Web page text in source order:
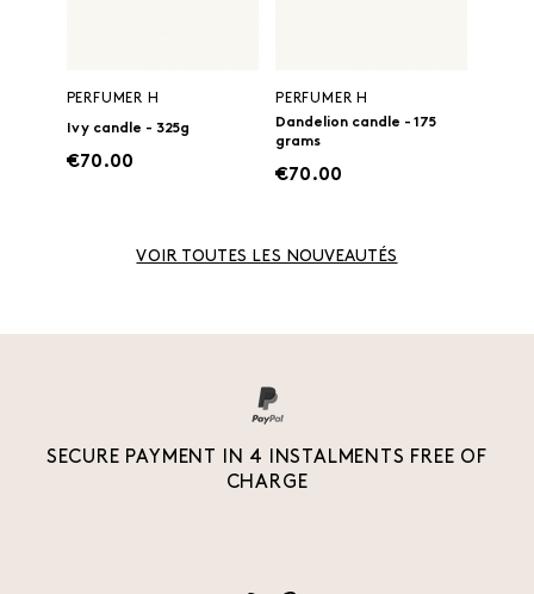
PERFUMER H
Ivy candle - 325g
€70.00
PERFUMER H
Dandelion candle - 175
grams
€70.00
VOIR TOUTES LES NOUVEAUTÉS
SECURE PAYMENT IN 4 INSTALMENTS FREE OF
CHARGE